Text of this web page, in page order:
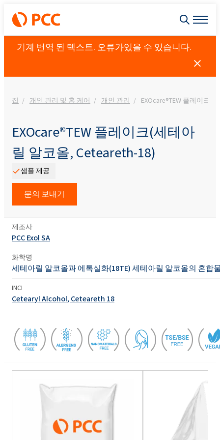
기계 번역 된 텍스트. 오류가있을 수 있습니다.
집 개인 관리 및 홈 케어 개인 관리 EXOcare®TEW 플레이크(
EXOcare®TEW 플레이크(세테아
릴 알코올, Ceteareth-18)
샘플 제공
문의 보내기
제조사
PCC Exol SA
화학명
세테아릴 알코올과 에톡실화(18TE) 세테아릴 알코올의 혼합
INCI
Cetearyl Alcohol, Ceteareth 18